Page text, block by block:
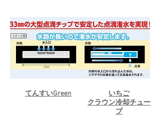
てんすいGreen
いちご
クラウン冷却チュー
ブ